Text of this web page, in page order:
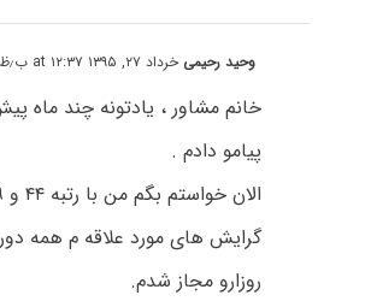
وحید رحیمی خرداد ۲۷, ۱۳۹۵ at ۱۲:۳۷ ب٫ظ
خانم مشاور ، یادتونه چند ماه
پیامو دادم .
گرایش های مورد علاقه م همه
روزارو مجاز شدم.